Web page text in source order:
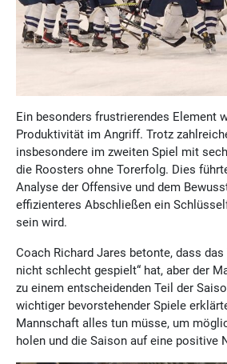
Ein besonders frustrierendes Element
Produktivität im Angriff. Trotz
insbesondere im zweiten Spiel mit
die Roosters ohne Torerfolg. Dies
Analyse der Offensive und dem
effizienteres Abschließen ein
sein wird.
Coach Richard Jares betonte, dass
nicht schlecht gespielt“ hat, aber der
zu einem entscheidenden Teil der
wichtiger bevorstehender Spiele
Mannschaft alles tun müsse, um
holen und die Saison auf eine positive